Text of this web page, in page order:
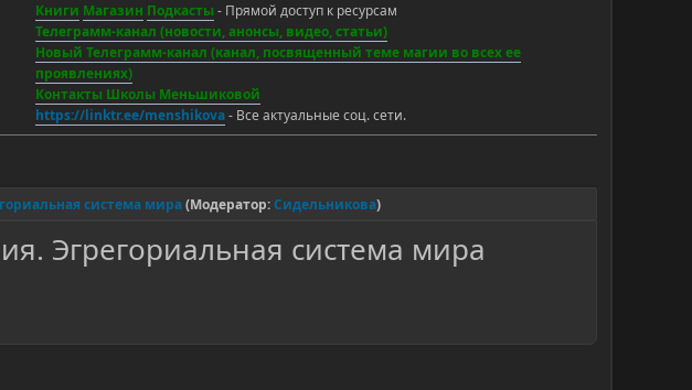
Книги Магазин Подкасты - Прямой доступ к ресурсам
Телеграмм-канал (новости, анонсы, видео, статьи)
Новый Телеграмм-канал (канал, посвященный теме магии во всех ее
проявлениях)
Контакты Школы Меньшиковой
https://linktr.ee/menshikova- Все актуальные соц. сети.
система мира(Модератор:Сидельникова)
Эгрегориальная система мира